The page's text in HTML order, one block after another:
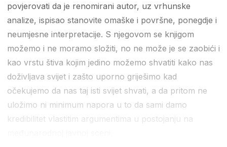
povjerovati da je renomirani autor, uz vrhunske
analize, ispisao stanovite omaške i površne, ponegdje i
neumjesne interpretacije. S njegovom se knjigom
možemo i ne moramo složiti, no ne može je se zaobići i
kao vrstu štiva kojim jedino možemo shvatiti kako nas
doživljava svijet i zašto uporno griješimo kad
očekujemo da nas taj isti svijet shvati, a da pritom ne
uložimo ni minimum napora u to da sami damo
kredibilitet vlastitim argumentima u postojanju na